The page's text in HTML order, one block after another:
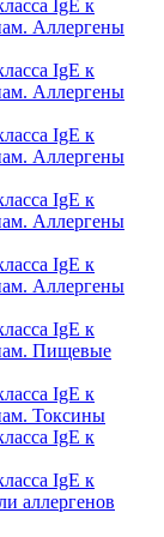
IgE к
Аллергены
IgE к
Аллергены
IgE к
Аллергены
IgE к
Аллергены
IgE к
Аллергены
IgE к
Пищевые
IgE к
Токсины
IgE к
IgE к
аллергенов